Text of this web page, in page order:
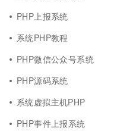
PHP上报系统
系统PHP教程
PHP微信公众号系统
PHP源码系统
系统虚拟主机PHP
PHP事件上报系统